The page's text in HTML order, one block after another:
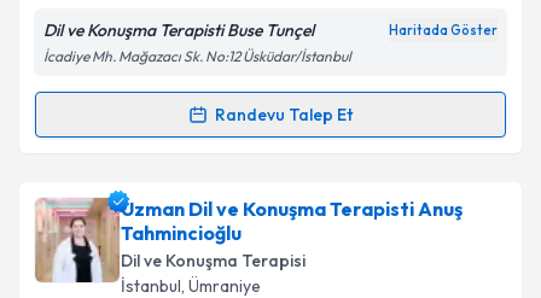
Dil ve Konuşma Terapisti Buse Tunçel Haritada Göster
İcadiye Mh. Mağazacı Sk. No:12 Üsküdar/İstanbul
Randevu Talep Et
Randevu Takvimi Talebi
Dil ve Konuşma Terapisti Buse Tunçeliçin randevu
takvimi talebi oluşturun. Size bu uzmandan randevu
almanız için bir takvim hazırlandığında e-posta ile
bilgilendireceğiz.
Uzman Dil ve Konuşma Terapisti Anuş
Tahmincioğlu
Dil ve Konuşma Terapisi
İstanbul, Ümraniye